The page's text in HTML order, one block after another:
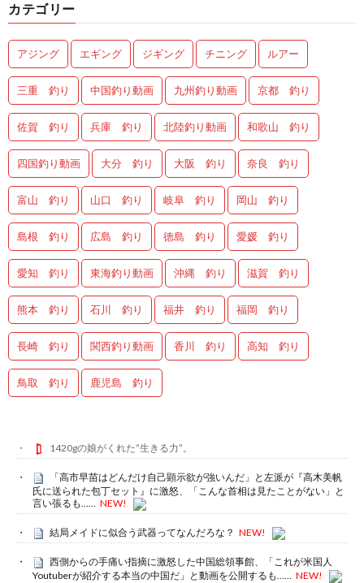
カテゴリー
アジング エギング ジギング チニング ルアー
三重 釣り 中国釣り動画 九州釣り動画 京都 釣り
佐賀 釣り 兵庫 釣り 北陸釣り動画 和歌山 釣り
四国釣り動画 大分 釣り 大阪 釣り 奈良 釣り
富山 釣り 山口 釣り 岐阜 釣り 岡山 釣り
島根 釣り 広島 釣り 徳島 釣り 愛媛 釣り
愛知 釣り 東海釣り動画 沖縄 釣り 滋賀 釣り
熊本 釣り 石川 釣り 福井 釣り 福岡 釣り
長崎 釣り 関西釣り動画 香川 釣り 高知 釣り
鳥取 釣り 鹿児島 釣り
1420gの娘がくれた“生きる力”。
「高市早苗はどんだけ自己顕示欲が強いんだ」と左派が『高木美帆
氏に送られた包丁セット』に激怒、「こんな首相は見たことがない」と
言い張るも…… NEW!
結局メイドに似合う武器ってなんだろな？ NEW!
西側からの手痛い指摘に激怒した中国総領事館、「これが米国人
Youtuberが紹介する本当の中国だ」と動画を公開するも…… NEW!